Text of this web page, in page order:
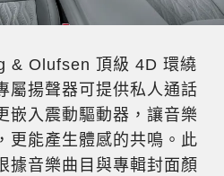
& Olufsen 頂級 4D 環繞
屬揚聲器可提供私人通話
嵌入震動驅動器，讓音樂
更能產生體感的共鳴。此
據音樂曲目與專輯封面顏